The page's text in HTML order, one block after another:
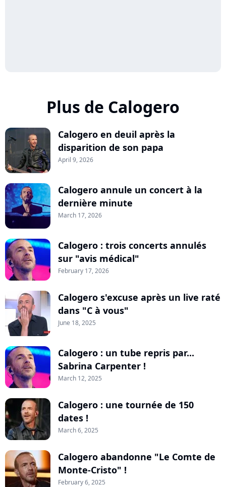
Plus de Calogero
Calogero en deuil après la
disparition de son papa
April 9, 2026
Calogero annule un concert à la
dernière minute
March 17, 2026
Calogero : trois concerts annulés
sur "avis médical"
February 17, 2026
Calogero s'excuse après un live raté
dans "C à vous"
June 18, 2025
Calogero : un tube repris par...
Sabrina Carpenter !
March 12, 2025
Calogero : une tournée de 150
dates !
March 6, 2025
Calogero abandonne "Le Comte de
Monte-Cristo" !
February 6, 2025